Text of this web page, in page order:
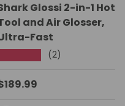
Glossi 2-in-1 Hot
and Air Glosser,
Fast
(2)
normal